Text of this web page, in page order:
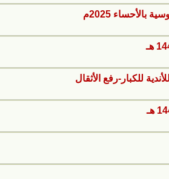
2025م
للكبار-رفع الأثقال